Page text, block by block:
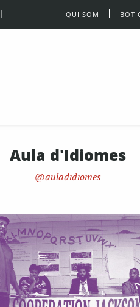
QUI SOM
Aula d'Idiomes
auladidiomes